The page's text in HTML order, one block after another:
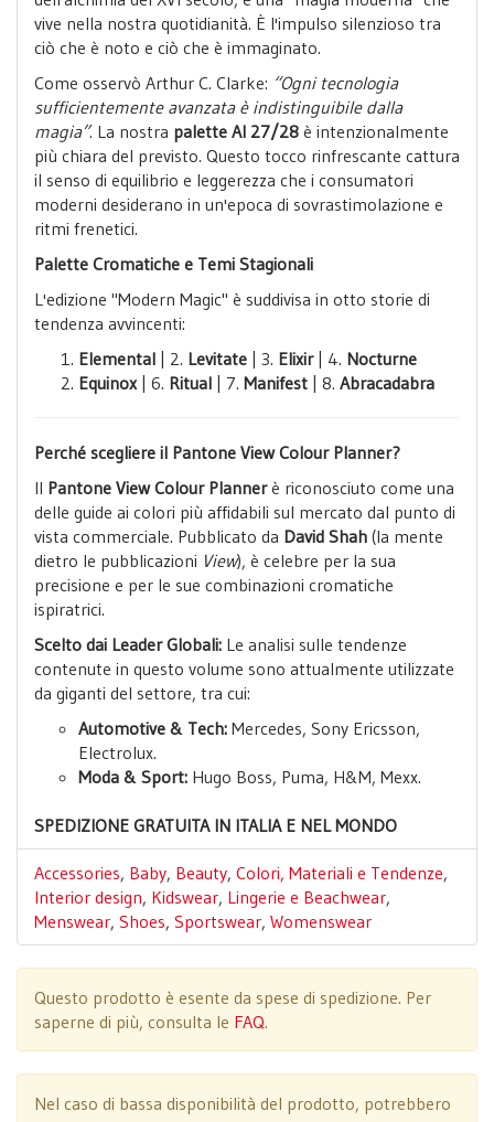
vive nella nostra quotidianità. È l'impulso silenzioso tra
ciò che è noto e ciò che è immaginato.
Come osservò Arthur C. Clarke: “Ogni tecnologia
sufficientemente avanzata è indistinguibile dalla
magia”. La nostra palette AI 27/28 è intenzionalmente
più chiara del previsto. Questo tocco rinfrescante cattura
il senso di equilibrio e leggerezza che i consumatori
moderni desiderano in un'epoca di sovrastimolazione e
ritmi frenetici.
Palette Cromatiche e Temi Stagionali
L'edizione "Modern Magic" è suddivisa in otto storie di
tendenza avvincenti:
Elemental | 2. Levitate | 3. Elixir| 4. Nocturne
Equinox| 6. Ritual | 7. Manifest | 8. Abracadabra
Perché scegliere il Pantone View Colour Planner?
Il Pantone View Colour Plannerè riconosciuto come una
delle guide ai colori più affidabili sul mercato dal punto di
vista commerciale. Pubblicato da David Shah (la mente
dietro le pubblicazioni View), è celebre per la sua
precisione e per le sue combinazioni cromatiche
ispiratrici.
Scelto dai Leader Globali: Le analisi sulle tendenze
contenute in questo volume sono attualmente utilizzate
da giganti del settore, tra cui:
Automotive & Tech: Mercedes, Sony Ericsson,
Electrolux.
Moda & Sport: Hugo Boss, Puma, H&M, Mexx.
SPEDIZIONE GRATUITA IN ITALIA E NEL MONDO
Accessories, Baby, Beauty, Colori, Materiali e Tendenze,
Interior design, Kidswear, Lingerie e Beachwear,
Menswear, Shoes, Sportswear, Womenswear
Questo prodotto è esente da spese di spedizione. Per
saperne di più, consulta le FAQ.
Nel caso di bassa disponibilità del prodotto, potrebbero